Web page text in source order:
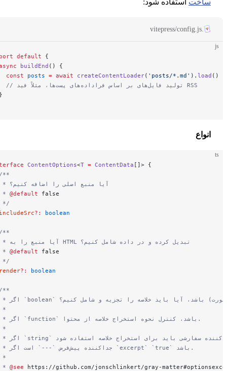
export default
  async
buildEnd
    const
posts = await createContentLoader('posts/*.md' ).
interface ContentOptions<T = ContentData
   * آیا منبع اصلی را اضافه کنیم؟
   *
@default
  includeSrc
?: boolean
   * آیا منبع را به HTML تبدیل کرده و در داده شامل کنیم؟
   *
@default
  render
?: boolean
   *
@see https://github.com/jonschlinkert/gray-